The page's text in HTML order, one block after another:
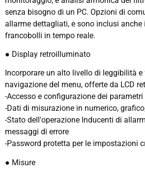
senza bisogno di un PC. Opzioni di
allarme dettagliati, e sono inclusi anche
francobolli in tempo reale.
● Display retroilluminato
Incorporare un alto livello di leggibilità
navigazione del menu, offerte da LCD
-Accesso e configurazione dei
-Dati di misurazione in numerico,
-Stato dell'operazione Inducenti di
messaggi di errore
-Password protetta per le impostazioni
● Misure